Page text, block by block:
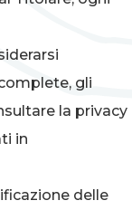
gli
la privacy
in
delle